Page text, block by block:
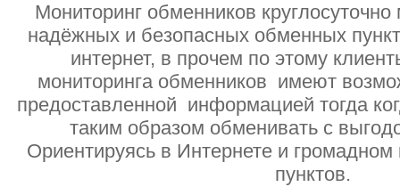
Мониторинг обменников круглосуточно
надёжных и безопасных обменных
интернет, в прочем по этому
мониторинга обменников имеют
предоставленной информацией тогда
таким образом обменивать с
Ориентируясь в Интернете и
пунктов.